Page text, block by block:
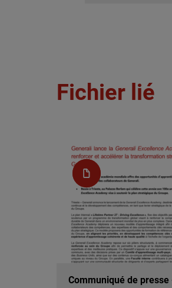
Fichier lié
Communiqué de presse